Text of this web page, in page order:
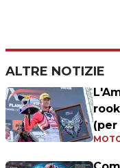
ALTRE NOTIZIE
(per